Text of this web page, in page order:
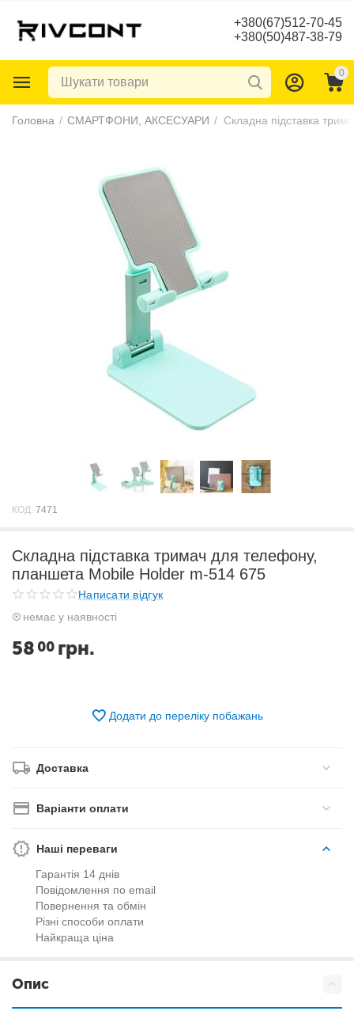
+380(67)512-70-45
+380(50)487-38-79
0
Головна / СМАРТФОНИ, АКСЕСУАРИ /
КОД: 7471
Складна підставка тримач для телефону,
планшета Mobile Holder m-514 675
Написати відгук
немає у наявності
58 00 грн.
Додати до переліку побажань
Доставка
Варіанти оплати
Наші переваги
Гарантія 14 днів
Повідомлення по email
Повернення та обмін
Різні способи оплати
Найкраща ціна
Опис